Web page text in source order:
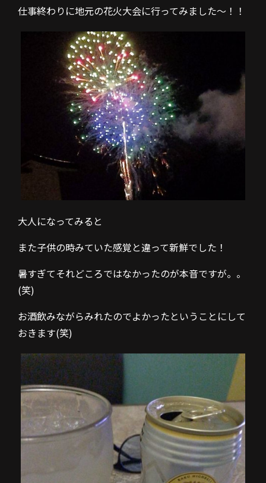
仕事終わりに地元の花火大会に行ってみました〜！！
大人になってみると
また子供の時みていた感覚と違って新鮮でした！
暑すぎてそれどころではなかったのが本音ですが。。
(笑)
お酒飲みながらみれたのでよかったということにして
おきます(笑)